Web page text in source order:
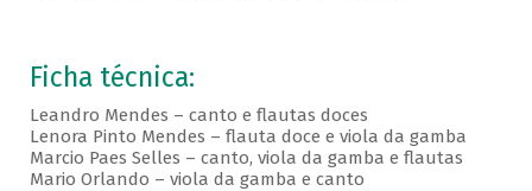
Ficha técnica:
Leandro Mendes – canto e flautas doces
Lenora Pinto Mendes – flauta doce e viola da gamba
Marcio Paes Selles – canto, viola da gamba e flautas
Mario Orlando – viola da gamba e canto